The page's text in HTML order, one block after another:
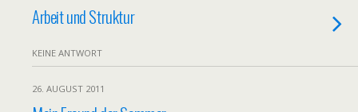
Arbeit und Struktur
KEINE ANTWORT
26. AUGUST 2011